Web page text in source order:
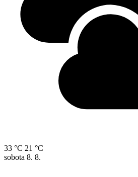
33 °C 21 °C
sobota 8. 8.